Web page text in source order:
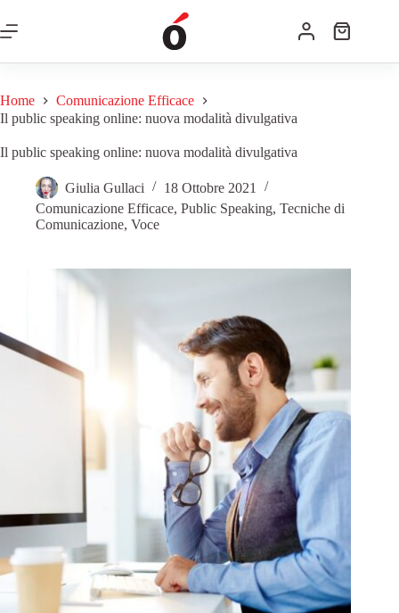
Home
Comunicazione Efficace
Il public speaking online: nuova modalità divulgativa
Il public speaking online: nuova modalità divulgativa
Giulia Gullaci
18 Ottobre 2021
Comunicazione Efficace, Public Speaking, Tecniche di
Comunicazione, Voce